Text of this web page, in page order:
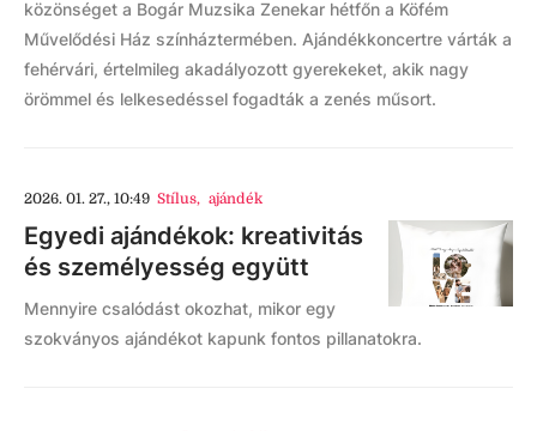
közönséget a Bogár Muzsika Zenekar hétfőn a Köfém
Művelődési Ház színháztermében. Ajándékkoncertre várták a
fehérvári, értelmileg akadályozott gyerekeket, akik nagy
örömmel és lelkesedéssel fogadták a zenés műsort.
2026. 01. 27., 10:49 Stílus, ajándék
Egyedi ajándékok: kreativitás
és személyesség együtt
Mennyire csalódást okozhat, mikor egy
szokványos ajándékot kapunk fontos pillanatokra.